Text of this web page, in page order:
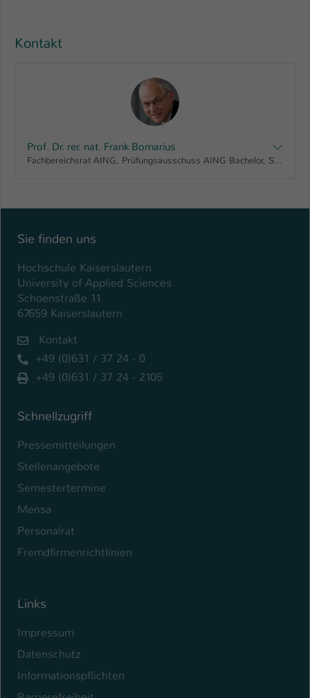
Kontakt
Prof. Dr. rer. nat. Frank Bomarius
Fachbereichsrat AING, Prüfungsausschuss AING Bachelor, Senatsausschuss für Qualität und Lehre
Sie finden uns
Hochschule Kaiserslautern
University of Applied Sciences
Schoenstraße 11
67659 Kaiserslautern
Kontakt
+49 (0)631 / 37 24 - 0
+49 (0)631 / 37 24 - 2105
Schnellzugriff
Pressemitteilungen
Stellenangebote
Semestertermine
Mensa
Personalrat
Fremdfirmenrichtlinien
Links
Impressum
Datenschutz
Informationspflichten